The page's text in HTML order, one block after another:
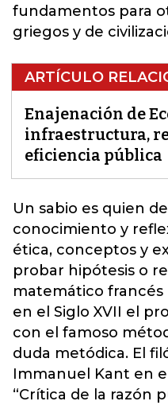
fundamentos para
griegos y de
ARTÍCULO
Enajenación de
infraestructura,
eficiencia pública
Un sabio es quien
conocimiento y
ética, conceptos y
probar hipótesis o
matemático francés
en el Siglo XVII el
con el famoso
duda metódica. El
Immanuel Kant en
“Crítica de la razón